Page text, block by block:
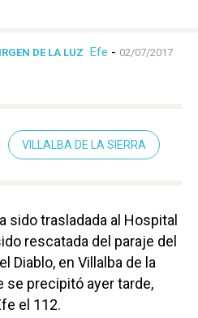
DE LA LUZ Efe - 02/07/2017
VILLALBA DE LA SIERRA
sido trasladada al Hospital
rescatada del paraje del
Diablo, en Villalba de la
se precipitó ayer tarde,
el 112.